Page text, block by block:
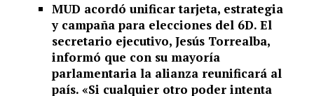
MUD acordó unificar tarjeta, estrategia
y campaña para elecciones del 6D. El
secretario ejecutivo, Jesús Torrealba,
informó que con su mayoría
parlamentaria la alianza reunificará al
país. «Si cualquier otro poder intenta